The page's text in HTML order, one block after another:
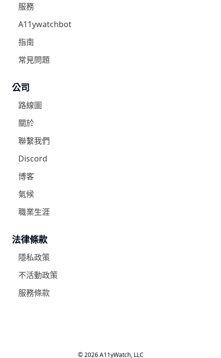
服務
A11ywatchbot
指南
常見問題
公司
路線圖
關於
聯繫我們
Discord
博客
氣候
職業生涯
法律條款
隱私政策
不活動政策
服務條款
© 2026 A11yWatch, LLC